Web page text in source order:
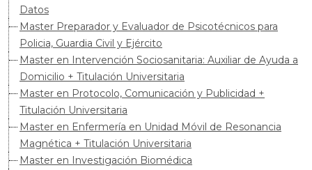
Datos
Master Preparador y Evaluador de Psicotécnicos para
Policia, Guardia Civil y Ejército
Master en Intervención Sociosanitaria: Auxiliar de Ayuda a
Domicilio + Titulación Universitaria
Master en Protocolo, Comunicación y Publicidad +
Titulación Universitaria
Master en Enfermería en Unidad Móvil de Resonancia
Magnética + Titulación Universitaria
Master en Investigación Biomédica